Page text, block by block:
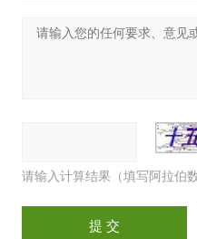
请输入计算结果（填写阿拉伯